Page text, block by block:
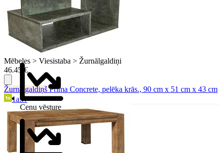
Mēbeles > Viesistaba > Žurnālgaldiņi
46.45 €
ŽurnālgaldiņšPrima Concrete, pelēka krās., 90 cm x 51 cm x 43 cm
1a.lv
Cenu vēsture